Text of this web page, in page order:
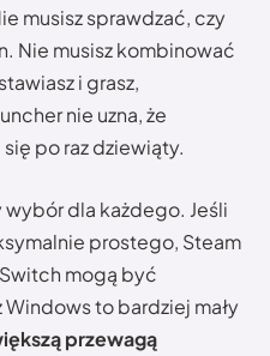
musisz sprawdzać, czy
Nie musisz kombinować
i grasz,
nie uzna, że
po raz dziewiąty.
dla każdego. Jeśli
prostego, Steam
mogą być
to bardziej mały
przewagą